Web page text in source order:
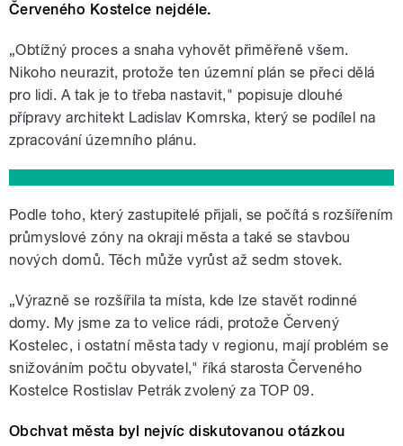
Červeného Kostelce nejdéle.
„Obtížný proces a snaha vyhovět přiměřeně všem.
Nikoho neurazit, protože ten územní plán se přeci dělá
pro lidi. A tak je to třeba nastavit," popisuje dlouhé
přípravy architekt Ladislav Komrska, který se podílel na
zpracování územního plánu.
Podle toho, který zastupitelé přijali, se počítá s rozšířením
průmyslové zóny na okraji města a také se stavbou
nových domů. Těch může vyrůst až sedm stovek.
„Výrazně se rozšířila ta místa, kde lze stavět rodinné
domy. My jsme za to velice rádi, protože Červený
Kostelec, i ostatní města tady v regionu, mají problém se
snižováním počtu obyvatel," říká starosta Červeného
Kostelce Rostislav Petrák zvolený za TOP 09.
Obchvat města byl nejvíc diskutovanou otázkou